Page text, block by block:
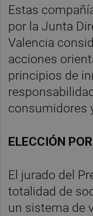
Estas
por la Junta
Valencia
acciones
principios de
consumidores
ELECCIÓN
El jurado del
totalidad de
un sistema de